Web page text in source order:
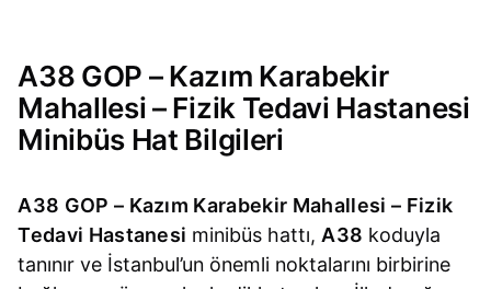
A38 GOP – Kazım Karabekir
Mahallesi – Fizik Tedavi Hastanesi
Minibüs Hat Bilgileri
A38 GOP – Kazım Karabekir Mahallesi – Fizik
Tedavi Hastanesi minibüs hattı, A38 koduyla
tanınır ve İstanbul’un önemli noktalarını birbirine